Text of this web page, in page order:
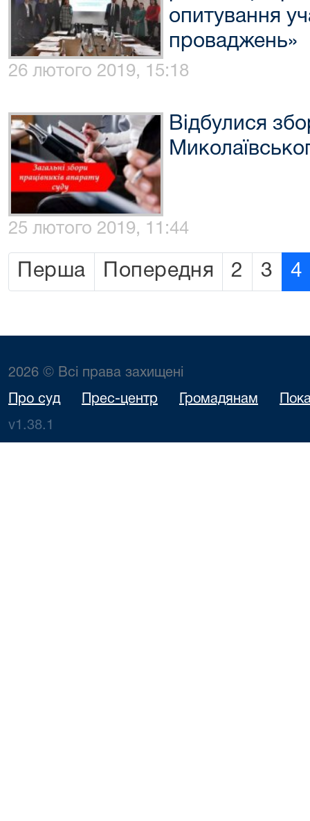
опитування
проваджень»
26 лютого 2019, 15:18
Відбулися
25 лютого 2019, 11:44
Перша Попередня 2 3 4
2026 © Всі права захищені
Про суд Прес-центр Громадянам
v1.38.1